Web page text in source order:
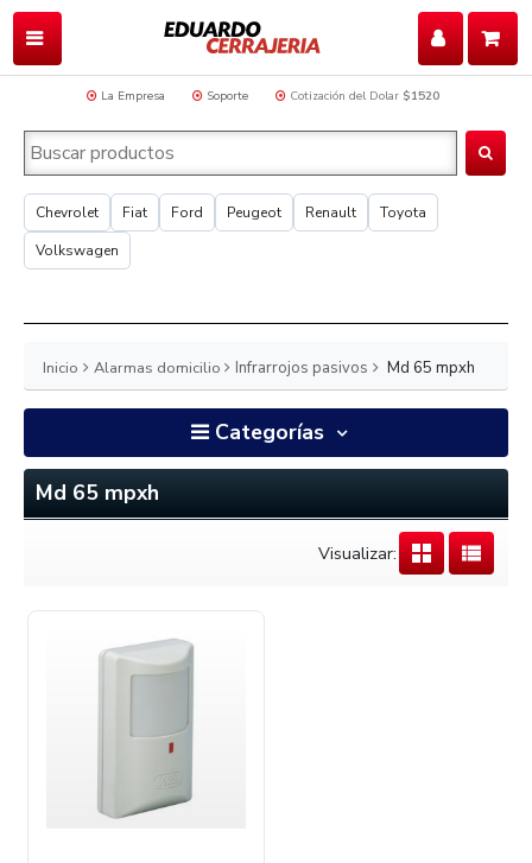
La Empresa Soporte Cotización del Dolar $1520
Chevrolet Fiat Ford Peugeot Renault
Toyota
Volkswagen
Inicio Alarmas domicilio Infrarrojos pasivos Md 65 mpxh
Categorías
Md 65 mpxh
Visualizar: